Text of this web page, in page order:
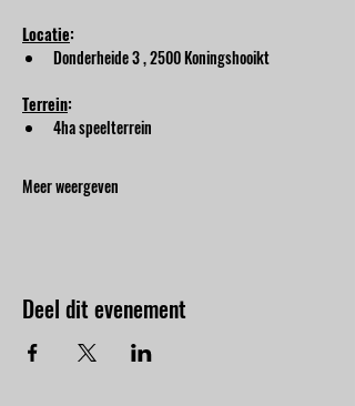
Locatie:
Donderheide 3 , 2500 Koningshooikt
Terrein:
4ha speelterrein
Meer weergeven
Deel dit evenement